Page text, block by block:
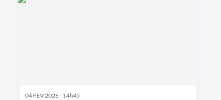
04 FEV 2026 - 14h45